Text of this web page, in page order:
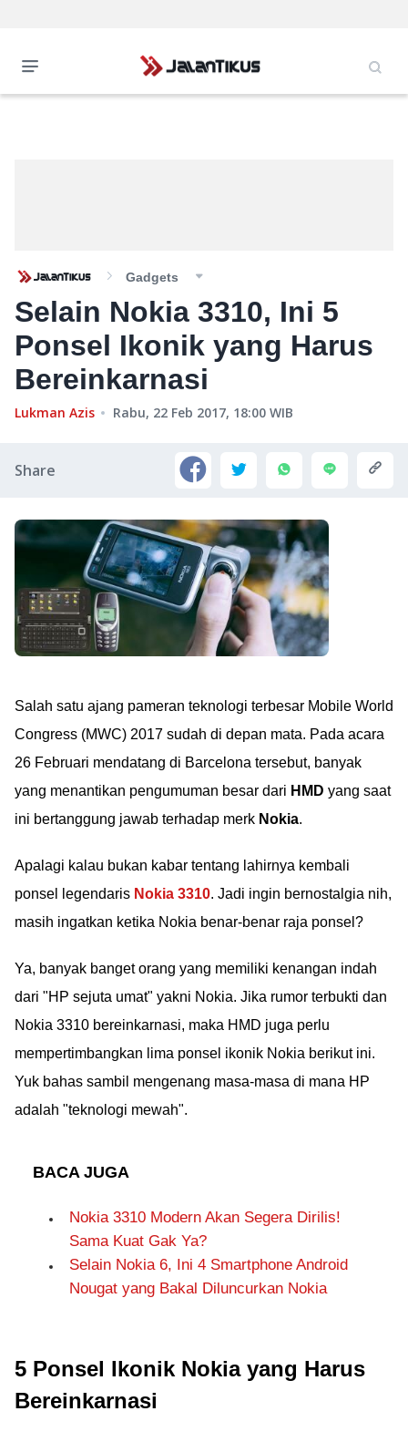
Gadgets
Selain Nokia 3310, Ini 5
Ponsel Ikonik yang Harus
Bereinkarnasi
Lukman Azis Rabu, 22 Feb 2017, 18:00 WIB
Share
Salah satu ajang pameran teknologi terbesar Mobile World
Congress (MWC) 2017 sudah di depan mata. Pada acara
26 Februari mendatang di Barcelona tersebut, banyak
yang menantikan pengumuman besar dari HMD yang saat
ini bertanggung jawab terhadap merk Nokia.
Apalagi kalau bukan kabar tentang lahirnya kembali
ponsel legendaris Nokia 3310. Jadi ingin bernostalgia nih,
masih ingatkan ketika Nokia benar-benar raja ponsel?
Ya, banyak banget orang yang memiliki kenangan indah
dari "HP sejuta umat" yakni Nokia. Jika rumor terbukti dan
Nokia 3310 bereinkarnasi, maka HMD juga perlu
mempertimbangkan lima ponsel ikonik Nokia berikut ini.
Yuk bahas sambil mengenang masa-masa di mana HP
adalah "teknologi mewah".
BACA JUGA
Nokia 3310 Modern Akan Segera Dirilis!
Sama Kuat Gak Ya?
Selain Nokia 6, Ini 4 Smartphone Android
Nougat yang Bakal Diluncurkan Nokia
5 Ponsel Ikonik Nokia yang Harus
Bereinkarnasi